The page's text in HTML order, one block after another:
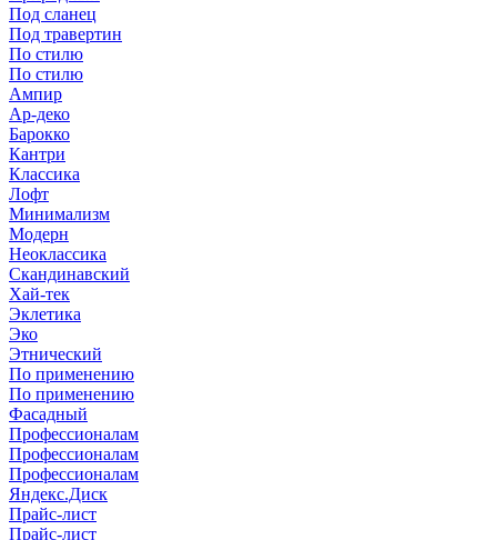
Под сланец
Под травертин
По стилю
По стилю
Ампир
Ар-деко
Барокко
Кантри
Классика
Лофт
Минимализм
Модерн
Неоклассика
Скандинавский
Хай-тек
Эклетика
Эко
Этнический
По применению
По применению
Фасадный
Профессионалам
Профессионалам
Профессионалам
Яндекс.Диск
Прайс-лист
Прайс-лист